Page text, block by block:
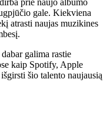
prie naujo albumo
gale. Kiekviena
atrasti naujas muzikines
galima rastie
kaip Spotify, Apple
šio talento naujausią